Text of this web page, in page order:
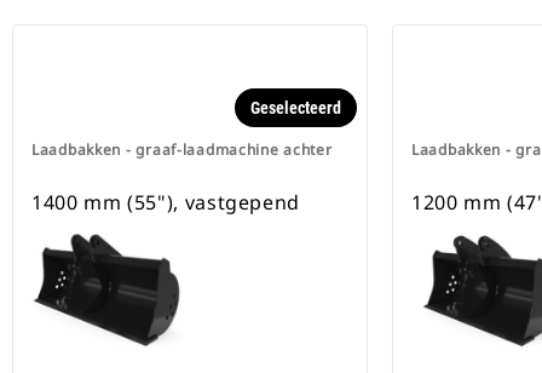
Laadbakken - graaf-laadmachine achter
Geselecteerd
1400 mm (55"), vastgepend
Laadbakken -
1200 mm